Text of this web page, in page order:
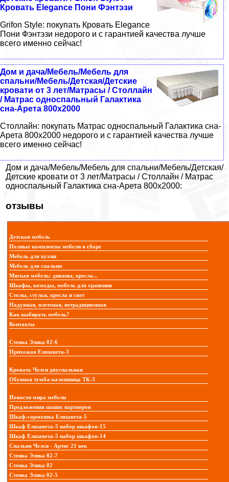
Кровать Elegance Пони Фэнтэзи
Grifon Style: покупать Кровать Elegance
Пони Фэнтэзи недорого и с гарантией качества лучше
всего именно сейчас!
Дом и дача/Мебель/Мебель для
спальни/Мебель/Детская/Детские
кровати от 3 лет/Матрасы / Столлайн
/ Матрас односпальный Галактика
сна-Арета 800x2000
Столлайн: покупать Матрас односпальный Галактика сна-
Арета 800x2000 недорого и с гарантией качества лучше
всего именно сейчас!
Дом и дача/Мебель/Мебель для спальни/Мебель/Детская/
Детские кровати от 3 лет/Матрасы / Столлайн / Матрас
односпальный Галактика сна-Арета 800x2000:
отзывы
Детская мебель
Полные комплекты мебели в сборе
Мебель для кухни
Мебель для спальни
Мягкая мебель: диваны, кресла...
Шкафы, комоды, мебель для хранения
Столы, стулья, кресла и свет
Надувная, плетеная, нетрадиционная
Как выбирать мебель?
Контакты
Стенка Элика 02-6
Прихожая Елизавета-3
Кровать Челси двуспальная
Обувная тумба-калошница ТК-3
Новости мира мебели
Предложения наших партнеров
Шкаф-гармошка Елизавета-5
Шкаф Елизавета-5 набор шкафов-15
Шкаф Елизавета-5 набор шкафов-14
Спальня Челси - Артис 21 век
Стенка Элика 02-7
Стенка Элика 02
Стенка Элика 02-5